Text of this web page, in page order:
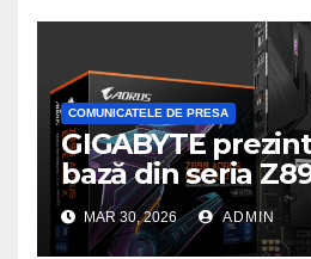
COMUNICATELE DE PRESA
GIGABYTE
bază din seria
performanță de
generație la un
MAR 30, 2026 ADMIN